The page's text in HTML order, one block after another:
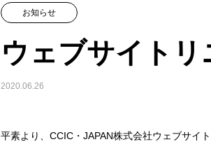
お知らせ
ウェブサイト
2020.06.26
平素より、CCIC・JAPAN株式会社ウェブサイ